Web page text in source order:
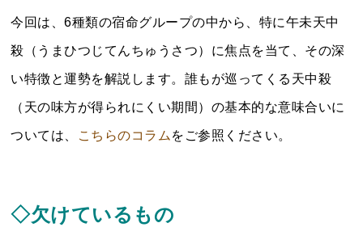
今回は、6種類の宿命グループの中から、特に午未天中
殺（うまひつじてんちゅうさつ）に焦点を当て、その深
い特徴と運勢を解説します。誰もが巡ってくる天中殺
（天の味方が得られにくい期間）の基本的な意味合いに
ついては、 こちらのコラム をご参照ください。
◇欠けているもの